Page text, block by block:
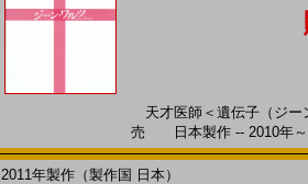
天才医師＜遺伝子（ジー
売 日本製作 -- 2010年～
2011年製作（製作国 日本）